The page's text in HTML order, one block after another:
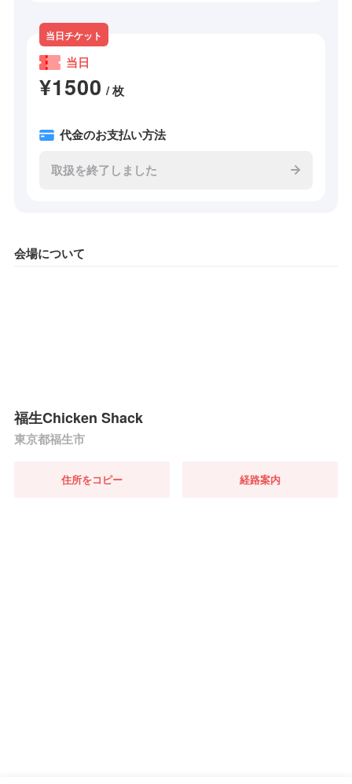
当日チケット
当日
¥1500 / 枚
代金のお支払い方法
取扱を終了しました
会場について
福生Chicken Shack
東京都福生市
住所をコピー 経路案内